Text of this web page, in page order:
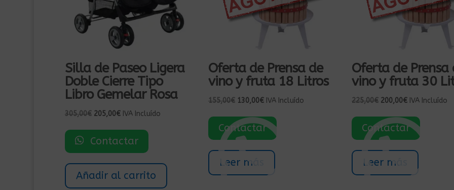
Silla de Paseo Ligera
Doble Cierre Tipo
Libro Gemelar Rosa
305,00€ El
original
205,00€El
actual
IVA Incluído
Contactar
Añadir al carrito
Oferta de Prensa de
vino y fruta 18 Litros
155,00€ El
original
era:
130,00€El
actual
IVA Incluído
Contactar
Leer más
Oferta de Prensa
vino y fruta 30
225,00€ El
original
era:
200,00€El
actual
IVA Incluído
Contactar
Leer más